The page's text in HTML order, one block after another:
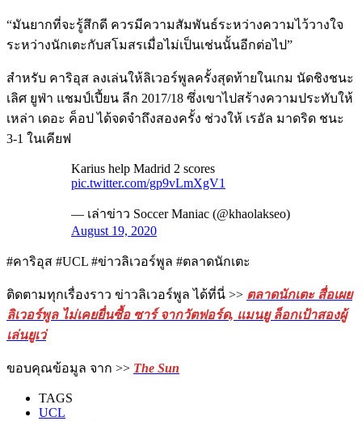
“มันยากที่จะรู้สึกดี ควรมีความสัมพันธ์ระหว่างความไว้วางใจ
ระหว่างนักเตะกับสโมสรเมื่อไม่เป็นเช่นนั้นอีกต่อไป”
สำหรับ คาริอุส ลงเล่นให้ลิเวอร์พูลครั้งสุดท้ายในเกม นัดชิงชนะ
เลิศ ยูฟ่า แชมป์เปี้ยน ลีก 2017/18 ซึ่งเขาไปสร้างความประทับให้
เหล่า เดอะ ค็อป ได้จดจำถึงสองครั้ง ช่วงให้ เรอัล มาดริด ชนะ
3-1 ในเคียฟ
Karius help Madrid 2 scores
pic.twitter.com/gp9vLmXgV1
— เล่าข่าว Soccer Maniac (@khaolakseo)
August 19, 2020
#คาริอุส #UCL #ข่าวลิเวอร์พูล #ตลาดนักเตะ
ติดตามทุกเรื่องราว ข่าวลิเวอร์พูล ได้ที่นี่ >> ตลาดนักเตะ สื่อเผย
ลิเวอร์พูล ไม่เคยยื่นซื้อ ซาร์ จากวัตฟอร์ด, แมนยู ล็อกเป้าสองผู้
เล่นยูเว่
ขอบคุณข้อมูล จาก >> The Sun
TAGS
UCL